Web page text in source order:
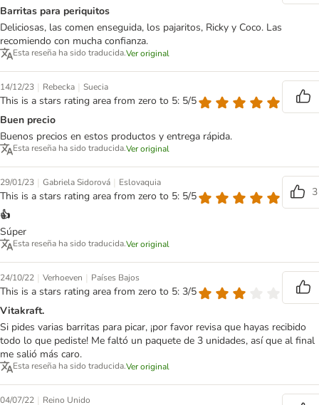
Barritas para periquitos
Deliciosas, las comen enseguida, los pajaritos, Ricky y Coco. Las
recomiendo con mucha confianza.
Esta reseña ha sido traducida.Ver original
14/12/23 | Rebecka | Suecia
This is a stars rating area from zero to 5: 5/5
Buen precio
Buenos precios en estos productos y entrega rápida.
Esta reseña ha sido traducida.Ver original
29/01/23 | Gabriela Sidorová | Eslovaquia
This is a stars rating area from zero to 5: 5/5
3
👍
Súper
Esta reseña ha sido traducida.Ver original
24/10/22 | Verhoeven | Países Bajos
This is a stars rating area from zero to 5: 3/5
Vitakraft.
Si pides varias barritas para picar, ¡por favor revisa que hayas recibido
todo lo que pediste! Me faltó un paquete de 3 unidades, así que al final
me salió más caro.
Esta reseña ha sido traducida.Ver original
04/07/22 | Reino Unido